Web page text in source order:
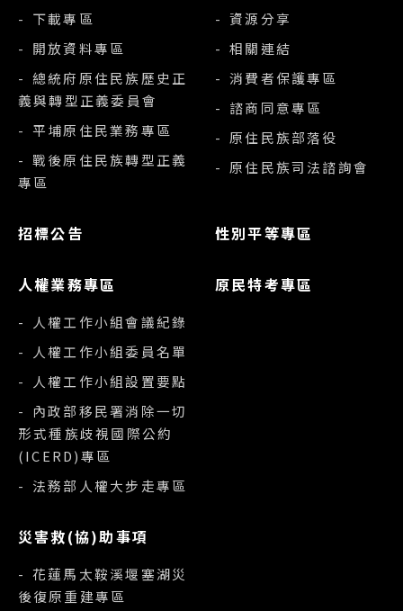
- 下載專區
- 開放資料專區
- 總統府原住民族歷史正
義與轉型正義委員會
- 平埔原住民業務專區
- 戰後原住民族轉型正義
專區
- 資源分享
- 相關連結
- 消費者保護專區
- 諮商同意專區
- 原住民族部落役
- 原住民族司法諮詢會
招標公告 性別平等專區
人權業務專區
- 人權工作小組會議紀錄
- 人權工作小組委員名單
- 人權工作小組設置要點
- 內政部移民署消除一切
形式種族歧視國際公約
(ICERD)專區
- 法務部人權大步走專區
原民特考專區
災害救(協)助事項
- 花蓮馬太鞍溪堰塞湖災
後復原重建專區